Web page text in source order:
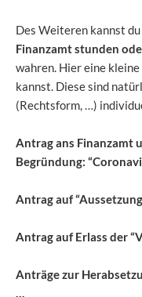
Des Weiteren kannst
Finanzamt stunden
wahren. Hier eine
kannst. Diese sind
(Rechtsform, …)
Antrag ans Finanzamt
Begründung:
Antrag auf
Antrag auf Erlass der
Anträge zur